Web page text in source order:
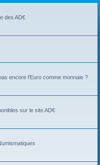
des AD€
encore l'Euro comme monnaie ?
sur le site AD€